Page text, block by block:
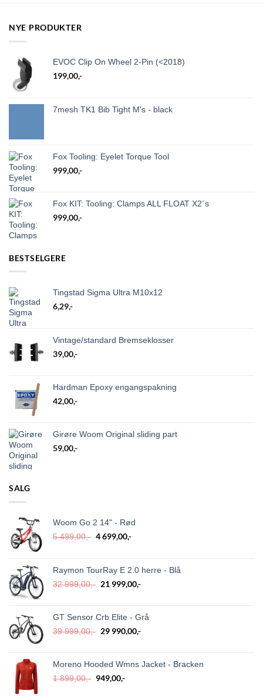
NYE PRODUKTER
EVOC Clip On Wheel 2-Pin (<2018)
199,00,-
7mesh TK1 Bib Tight M's - black
Fox Tooling: Eyelet Torque Tool
999,00,-
Fox KIT: Tooling: Clamps ALL FLOAT X2´s
999,00,-
BESTSELGERE
Tingstad Sigma Ultra M10x12
6,29,-
Vintage/standard Bremseklosser
39,00,-
Hardman Epoxy engangspakning
42,00,-
Girøre Woom Original sliding part
59,00,-
SALG
Woom Go 2 14" - Rød
5 499,00,- Opprinnelig
5
499,00,-.
4 699,00,-Nåværende
4
699,00,-.
Raymon TourRay E 2.0 herre - Blå
32 999,00,- Opprinnelig
32
999,00,-.
21 999,00,-Nåværende
21
GT Sensor Crb Elite - Grå
39 999,00,- Opprinnelig
39
999,00,-.
29 990,00,-Nåværende
29
Moreno Hooded Wmns Jacket - Bracken
1 899,00,- Opprinnelig
949,00,-Nåværende